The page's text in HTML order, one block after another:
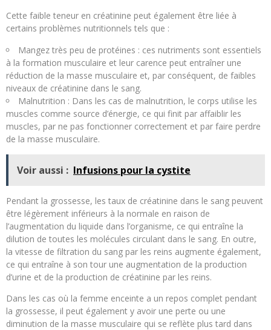
Cette faible teneur en créatinine peut également être liée à
certains problèmes nutritionnels tels que :
Mangez très peu de protéines : ces nutriments sont essentiels
à la formation musculaire et leur carence peut entraîner une
réduction de la masse musculaire et, par conséquent, de faibles
niveaux de créatinine dans le sang.
Malnutrition : Dans les cas de malnutrition, le corps utilise les
muscles comme source d’énergie, ce qui finit par affaiblir les
muscles, par ne pas fonctionner correctement et par faire perdre
de la masse musculaire.
Voir aussi : Infusions pour la cystite
Pendant la grossesse, les taux de créatinine dans le sang peuvent
être légèrement inférieurs à la normale en raison de
l’augmentation du liquide dans l’organisme, ce qui entraîne la
dilution de toutes les molécules circulant dans le sang. En outre,
la vitesse de filtration du sang par les reins augmente également,
ce qui entraîne à son tour une augmentation de la production
d’urine et de la production de créatinine par les reins.
Dans les cas où la femme enceinte a un repos complet pendant
la grossesse, il peut également y avoir une perte ou une
diminution de la masse musculaire qui se reflète plus tard dans